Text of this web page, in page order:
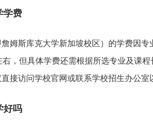
学费
姆斯库克大学新加坡校区）的学费因
，但具体学费还需根据所选专业及课
接访问学校官网或联系学校招生办公室
好吗